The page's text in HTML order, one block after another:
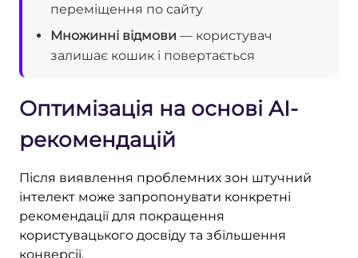
переміщення по сайту
Множинні відмови — користувач
залишає кошик і повертається
Оптимізація на основі AI-
рекомендацій
Після виявлення проблемних зон штучний
інтелект може запропонувати конкретні
рекомендації для покращення
користувацького досвіду та збільшення
конверсії.